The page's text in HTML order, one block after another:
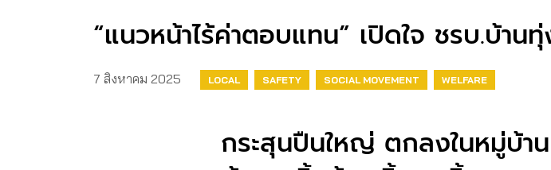
“แนวหน้าไร้ค่าตอบแทน” เปิดใจ ชรบ.บ้า
7 สิงหาคม 2025 LOCAL SAFETY SOCIAL MOVEMENT WELFARE
กระสุนปืนใหญ่ ตกลงในหมู่บ้า